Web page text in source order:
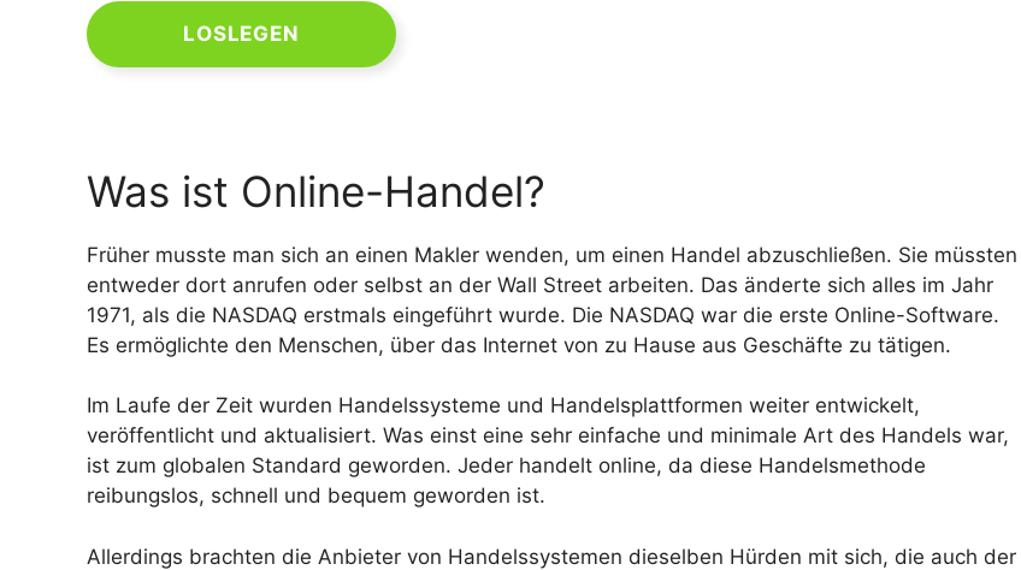
LOSLEGEN
Was ist Online-Handel?
Früher musste man sich an einen Makler wenden, um einen Handel abzuschließen. Sie müssten
entweder dort anrufen oder selbst an der Wall Street arbeiten. Das änderte sich alles im Jahr
1971, als die NASDAQ erstmals eingeführt wurde. Die NASDAQ war die erste Online-Software.
Es ermöglichte den Menschen, über das Internet von zu Hause aus Geschäfte zu tätigen.
Im Laufe der Zeit wurden Handelssysteme und Handelsplattformen weiter entwickelt,
veröffentlicht und aktualisiert. Was einst eine sehr einfache und minimale Art des Handels war,
ist zum globalen Standard geworden. Jeder handelt online, da diese Handelsmethode
reibungslos, schnell und bequem geworden ist.
Allerdings brachten die Anbieter von Handelssystemen dieselben Hürden mit sich, die auch der